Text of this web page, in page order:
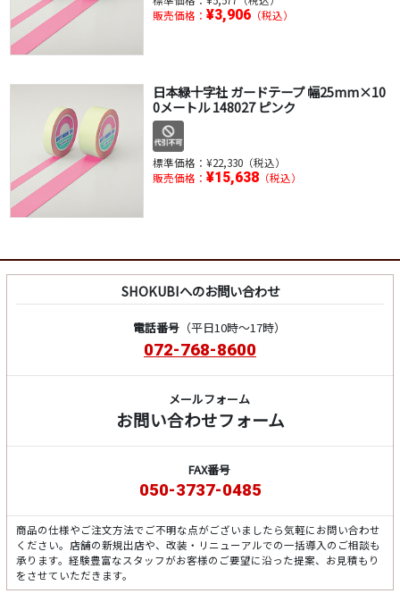
販売価格： ¥3,906（税込）
日本緑十字社 ガードテープ 幅25mm×10
0メートル 148027 ピンク
標準価格： ¥22,330（税込）
販売価格： ¥15,638（税込）
SHOKUBIへのお問い合わせ
電話番号（平日10時～17時）
072-768-8600
メールフォーム
お問い合わせフォーム
FAX番号
050-3737-0485
商品の仕様やご注文方法でご不明な点がございましたら気軽にお問い合わせ
ください。店舗の新規出店や、改装・リニューアルでの一括導入のご相談も
承ります。経験豊富なスタッフがお客様のご要望に沿った提案、お見積もり
をさせていただきます。